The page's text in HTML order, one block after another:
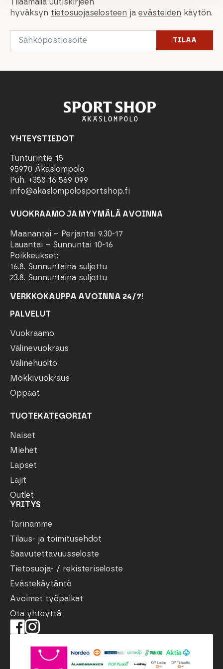
hyväksyn tietosuojaselosteen jaevästeiden käytön.
Email
TILAA
YHTEYSTIEDOT
Tunturintie 15
95970 Äkäslompolo
Puh. +358 16 569 099
info@akaslompolosportshop.fi
VUOKRAAMO JA MYYMÄLÄ AVOINNA
Maanantai – Perjantai 9.30-17
Lauantai – Sunnuntai 10-16
Poikkeukset:
16.8. Sunnuntaina suljettu
23.8. Sunnuntaina suljettu
VERKKOKAUPPA AVOINNA 24/7!
PALVELUT
Vuokraamo
Välinevuokraus
Välinehuolto
Mökkivuokraus
Oppaat
TUOTEKATEGORIAT
Naiset
Miehet
Lapset
Lajit
Outlet
YRITYS
Tarinamme
Tilaus- ja toimitusehdot
Saavutettavuusseloste
Tietosuoja- / rekisteriseloste
Evästekäytäntö
Avoimet työpaikat
Ota yhteyttä